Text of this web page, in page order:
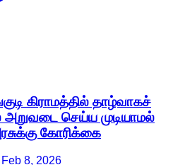
கிராமத்தில் தாழ்வாகச்
அறுவடை செய்ய முடியாமல்
கோரிக்கை
8, 2026